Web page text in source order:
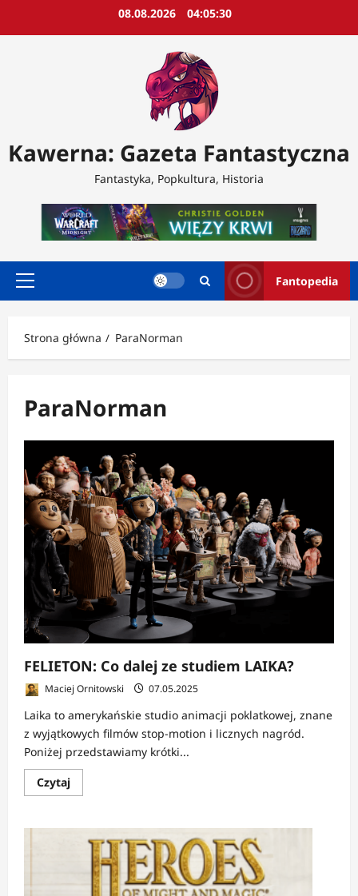
08.08.2026 04:05:32
Kawerna: Gazeta Fantastyczna
Fantastyka, Popkultura, Historia
Menu
Fantopedia
Strona główna ParaNorman
ParaNorman
FELIETON: Co dalej ze studiem LAIKA?
Maciej Ornitowski 07.05.2025
Laika to amerykańskie studio animacji poklatkowej, znane
z wyjątkowych filmów stop-motion i licznych nagród.
Poniżej przedstawiamy krótki...
CzytajDowiedz
się
FELIETON:
dalej
studiem
LAIKA?